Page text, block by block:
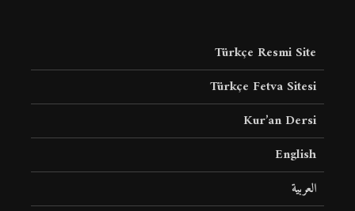
Türkçe Resmi Site
Türkçe Fetva Sitesi
Kur’an Dersi
English
العربية